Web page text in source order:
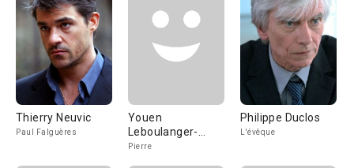
Thierry Neuvic
Paul Falguères
Youen
Leboulanger-
Gourvil
Pierre
Philippe Duclos
L'évêque